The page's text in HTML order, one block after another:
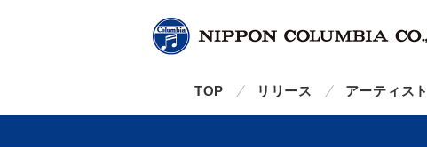
TOP リリース アーティスト